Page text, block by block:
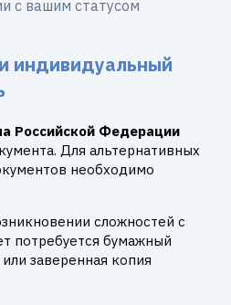
с вашим статусом
индивидуальный
Российской Федерации
Для альтернативных
необходимо
сложностей с
потребуется бумажный
заверенная копия